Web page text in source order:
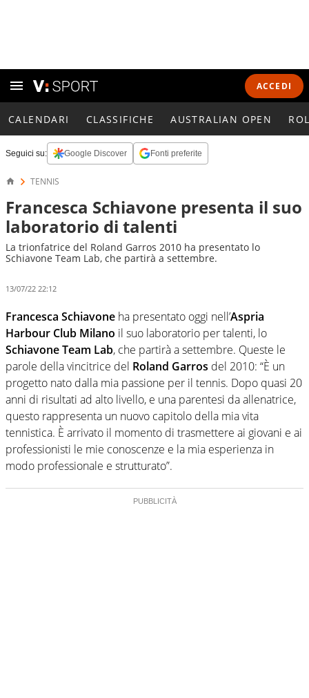
ACCEDI
CALENDARI CLASSIFICHE AUSTRALIAN OPEN
Seguici su: Google Discover Fonti preferite
TENNIS
Francesca Schiavone presenta il suo
laboratorio di talenti
La trionfatrice del Roland Garros 2010 ha presentato lo
Schiavone Team Lab, che partirà a settembre.
13/07/22 22:12
Francesca Schiavone ha presentato oggi nell’Aspria
Harbour Club Milano il suo laboratorio per talenti, lo
Schiavone Team Lab, che partirà a settembre. Queste le
parole della vincitrice del Roland Garros del 2010: “È un
progetto nato dalla mia passione per il tennis. Dopo quasi 20
anni di risultati ad alto livello, e una parentesi da allenatrice,
questo rappresenta un nuovo capitolo della mia vita
tennistica. È arrivato il momento di trasmettere ai giovani e ai
professionisti le mie conoscenze e la mia esperienza in
modo professionale e strutturato”.